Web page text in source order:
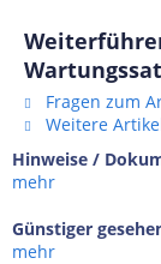
Fragen zum
Weitere
Hinweise /
mehr
Günstiger
mehr